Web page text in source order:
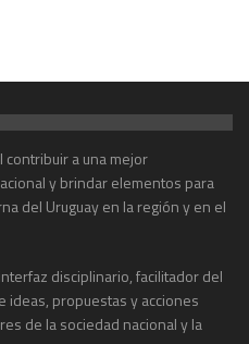
contribuir a una mejor
y brindar elementos para
del Uruguay en la región y en el
disciplinario, facilitador del
ideas, propuestas y acciones
de la sociedad nacional y la